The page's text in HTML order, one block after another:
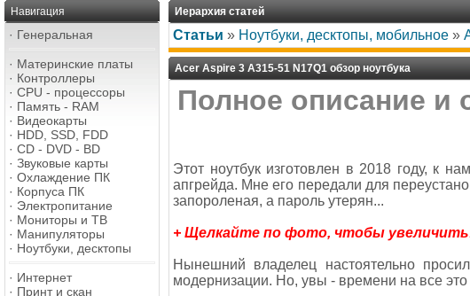
Навигация
· Генеральная
· Материнские платы
· Контроллеры
· CPU - процессоры
· Память - RAM
· Видеокарты
· HDD, SSD, FDD
· CD - DVD - BD
· Звуковые карты
· Охлаждение ПК
· Корпуса ПК
· Электропитание
· Мониторы и ТВ
· Манипуляторы
· Ноутбуки, десктопы
· Интернет
· Принт и скан
Иерархия статей
Статьи » Ноутбуки, десктопы, мобильное »
Acer Aspire 3 A315-51 N17Q1 обзор ноутбука
Полное описание и
Этот ноутбук изготовлен в 2018 году, к
апгрейда. Мне его передали для
запороленая, а пароль утерян...
+ Щелкайте по фото, чтобы
Нынешний владелец настоятельно
модернизации. Но, увы - времени на все